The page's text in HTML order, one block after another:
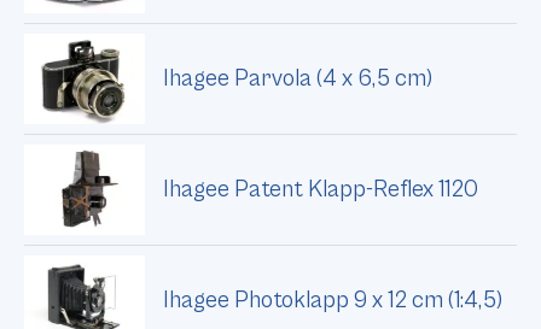
Ihagee Parvola (4 x 6,5 cm)
Ihagee Patent Klapp-Reflex 1120
Ihagee Photoklapp 9 x 12 cm (1:4,5)